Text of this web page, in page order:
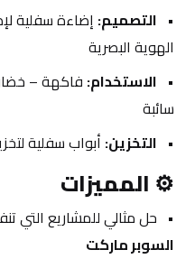
التصميم:
الهوية البصرية
الاستخدام:
سائبة
التخزين: أبواب سفلية
⚙️ المميزات
حل مثالي للمشاريع التي
السوبر ماركت